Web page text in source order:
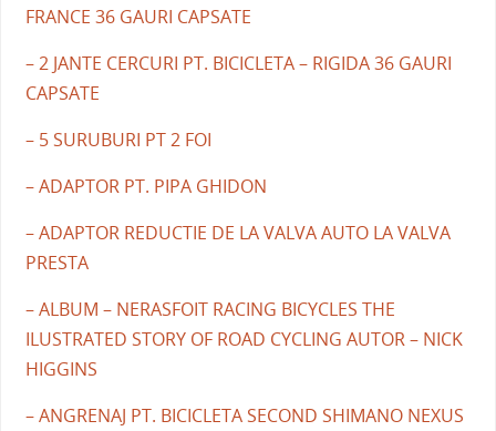
FRANCE 36 GAURI CAPSATE
– 2 JANTE CERCURI PT. BICICLETA – RIGIDA 36 GAURI
CAPSATE
– 5 SURUBURI PT 2 FOI
– ADAPTOR PT. PIPA GHIDON
– ADAPTOR REDUCTIE DE LA VALVA AUTO LA VALVA
PRESTA
– ALBUM – NERASFOIT RACING BICYCLES THE
ILUSTRATED STORY OF ROAD CYCLING AUTOR – NICK
HIGGINS
– ANGRENAJ PT. BICICLETA SECOND SHIMANO NEXUS